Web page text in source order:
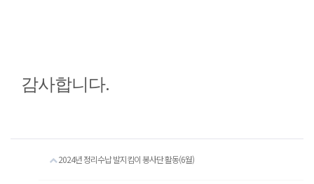
감사합니다.
2024년 정리수납 발지킴이 봉사단 활동(6월)